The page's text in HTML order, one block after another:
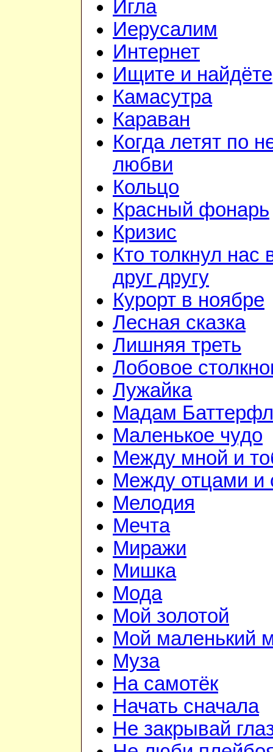
Игла
Иерусалим
Интернет
Ищите и найдёте
Камасутра
Караван
Когда летят по
любви
Кольцо
Красный фонарь
Кризис
Кто толкнул нас
друг другу
Курорт в ноябре
Лесная сказка
Лишняя треть
Лобовое
Лужайка
Мадам
Маленькое чудо
Между мной и
Между отцами и
Мелодия
Мечта
Миражи
Мишка
Мода
Мой золотой
Мой маленький
Муза
На самотёк
Начать сначала
Не закрывай